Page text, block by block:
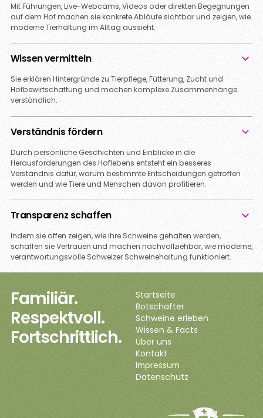
Mit Führungen, Live-Webcams, Videos oder direkten Begegnungen
auf dem Hof machen sie konkrete Abläufe sichtbar und zeigen, wie
moderne Tierhaltung im Alltag aussieht.
Wissen vermitteln
Sie erklären Hintergründe zu Tierpflege, Fütterung, Zucht und
Hofbewirtschaftung und machen komplexe Zusammenhänge
verständlich.
Verständnis fördern
Durch persönliche Geschichten und Einblicke in die
Herausforderungen des Hoflebens entsteht ein besseres
Verständnis dafür, warum bestimmte Entscheidungen getroffen
werden und wie Tiere und Menschen davon profitieren.
Transparenz schaffen
Indem sie offen zeigen, wie ihre Schweine gehalten werden,
schaffen sie Vertrauen und machen nachvollziehbar, wie moderne,
verantwortungsvolle Schweizer Schweinehaltung funktioniert.
Familiär.
Respektvoll.
Fortschrittlich.
Startseite
Botschafter
Schweine erleben
Wissen & Facts
Über uns
Kontakt
Impressum
Datenschutz